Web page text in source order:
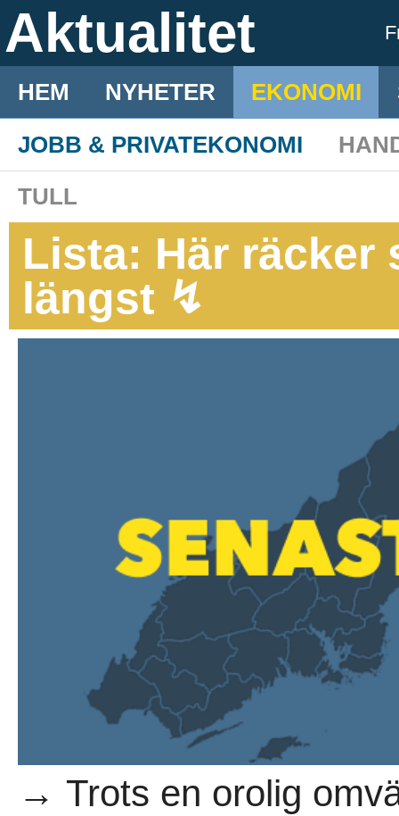
Aktualitet
HEM NYHETER EKONOMI
JOBB & PRIVATEKONOMI
TULL
Lista: Här räcker
längst ↯
→ Trots en orolig